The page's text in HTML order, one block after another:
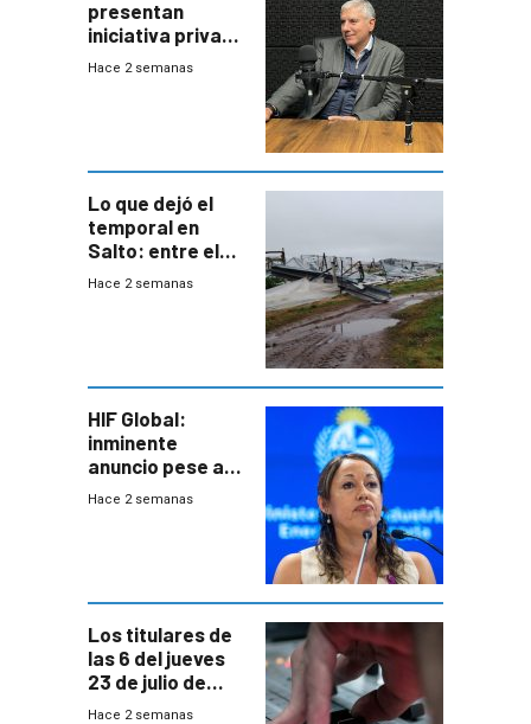
presentan
iniciativa privada
para una red de
Hace 2 semanas
Lo que dejó el
temporal en
Salto: entre el
impacto
Hace 2 semanas
HIF Global:
inminente
anuncio pese a
declaración de
gobierno
Hace 2 semanas
Los titulares de
las 6 del jueves
23 de julio de
2026
Hace 2 semanas